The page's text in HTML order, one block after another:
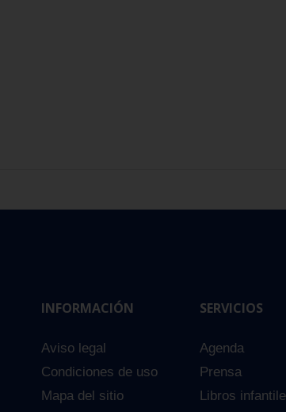
INFORMACIÓN
Aviso legal
Condiciones de uso
Mapa del sitio
SERVICIOS
Agenda
Prensa
Libros